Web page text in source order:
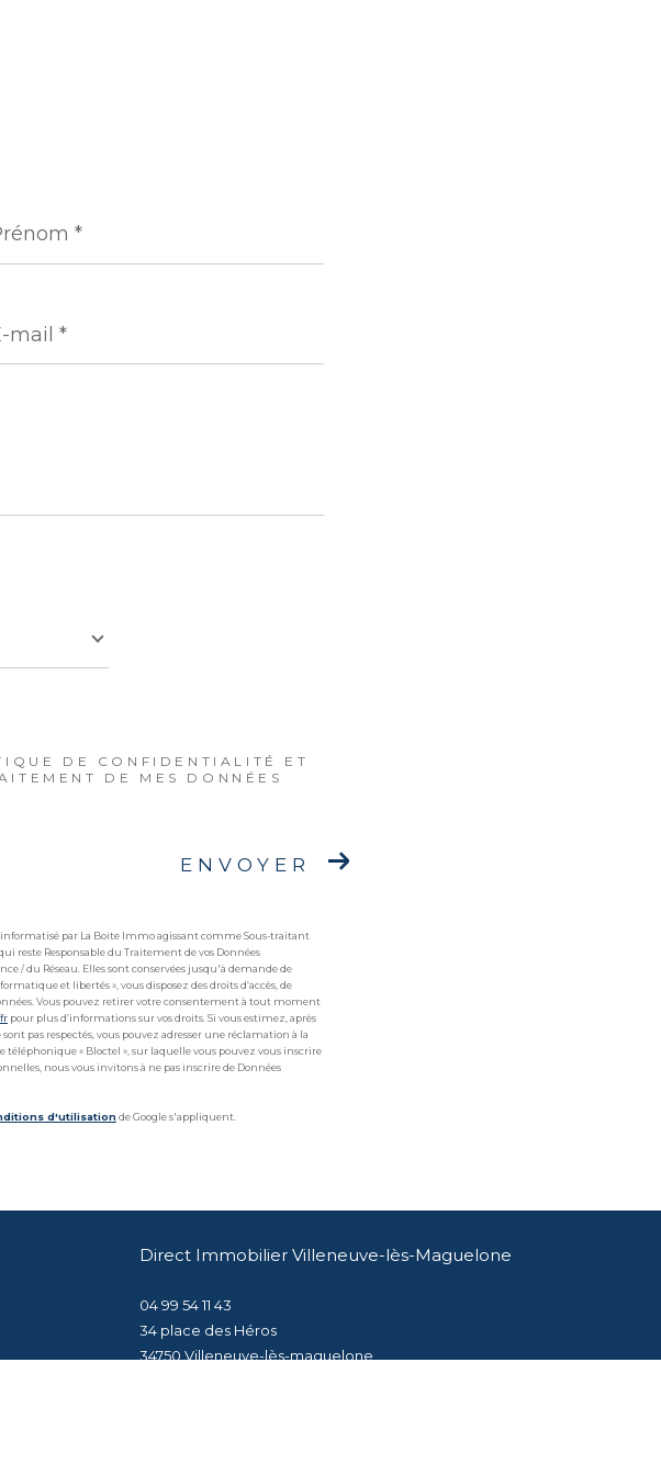
DE CONFIDENTIALITÉ ET
DE MES DONNÉES
ENVOYER
par La Boite Immo agissant comme Sous-traitant
reste Responsable du Traitement de vos Données
/ du Réseau. Elles sont conservées jusqu'à demande de
et libertés », vous disposez des droits d’accès, de
Vous pouvez retirer votre consentement à tout moment
pour plus d’informations sur vos droits. Si vous estimez, après
pas respectés, vous pouvez adresser une réclamation à la
téléphonique « Bloctel », sur laquelle vous pouvez vous inscrire
nous vous invitons à ne pas inscrire de Données
d'utilisationde Google s'appliquent.
Direct Immobilier Villeneuve-lès-Maguelone
04 99 54 11 43
34 place des Héros
34750
villeneuve-lès-maguelone